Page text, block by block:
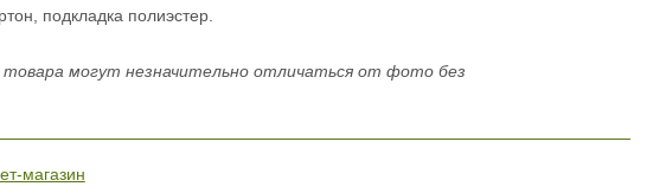
подкладка полиэстер.
могут незначительно отличаться от фото без
магазин